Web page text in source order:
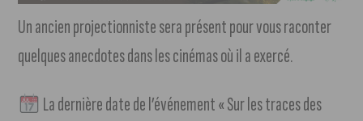
Un ancien projectionniste sera présent pour vous raconter
quelques anecdotes dans les cinémas où il a exercé.
La dernière date de l’événement « Sur les traces des